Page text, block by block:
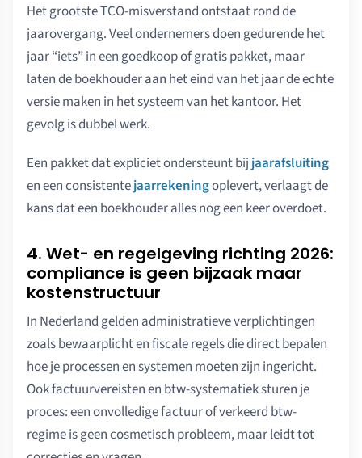
Het grootste TCO-misverstand ontstaat rond de
jaarovergang. Veel ondernemers doen gedurende het
jaar “iets” in een goedkoop of gratis pakket, maar
laten de boekhouder aan het eind van het jaar de echte
versie maken in het systeem van het kantoor. Het
gevolg is dubbel werk.
Een pakket dat expliciet ondersteunt bij jaarafsluiting
en een consistentejaarrekeningoplevert, verlaagt de
kans dat een boekhouder alles nog een keer overdoet.
4. Wet- en regelgeving richting 2026:
compliance is geen bijzaak maar
kostenstructuur
In Nederland gelden administratieve verplichtingen
zoals bewaarplicht en fiscale regels die direct bepalen
hoe je processen en systemen moeten zijn ingericht.
Ook factuurvereisten en btw-systematiek sturen je
proces: een onvolledige factuur of verkeerd btw-
regime is geen cosmetisch probleem, maar leidt tot